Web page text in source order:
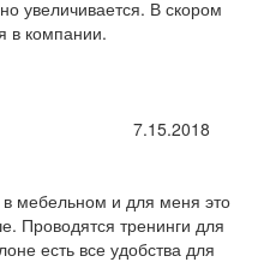
увеличивается. В скором
в компании.
7.15.2018
мебельном и для меня это
Проводятся тренинги для
есть все удобства для